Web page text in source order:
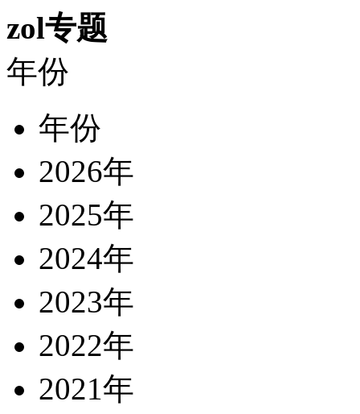
zol专题
年份
年份
2026年
2025年
2024年
2023年
2022年
2021年